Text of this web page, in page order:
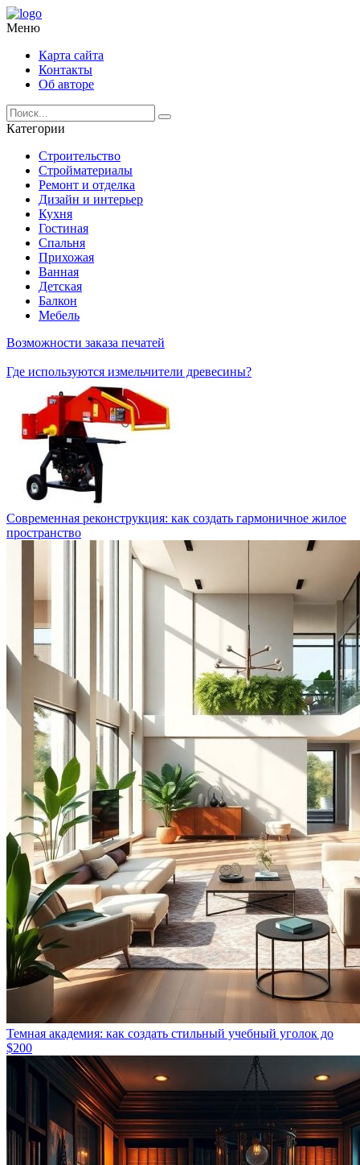
Меню
Карта сайта
Контакты
Об авторе
Категории
Строительство
Стройматериалы
Ремонт и отделка
Дизайн и интерьер
Кухня
Гостиная
Спальня
Прихожая
Ванная
Детская
Балкон
Мебель
Возможности заказа печатей
Где используются измельчители древесины?
Современная реконструкция: как создать гармоничное жилое
пространство
Темная академия: как создать стильный учебный уголок до
$200